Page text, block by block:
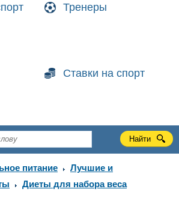
Тренеры
Ставки на спорт
питание
Лучшие и
Диеты для набора веса